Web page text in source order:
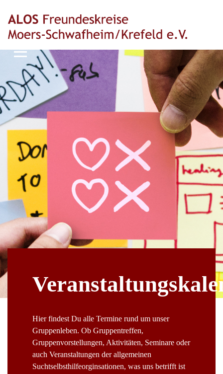
Hier findest Du alle Termine rund um unser
Gruppenleben. Ob Gruppentreffen,
Gruppenvorstellungen, Aktivitäten, Seminare oder
auch Veranstaltungen der allgemeinen
Suchtselbsthilfeorginsationen, was uns betrifft ist